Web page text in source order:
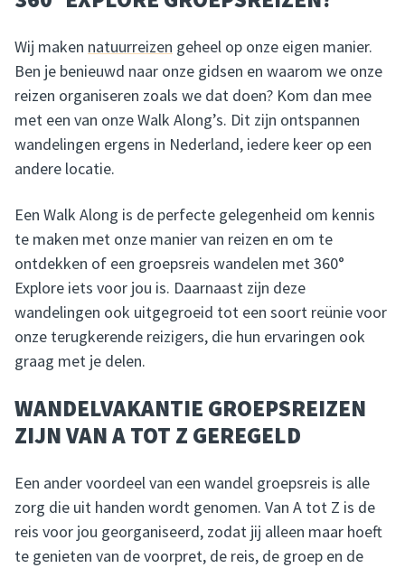
Wij maken natuurreizen geheel op onze eigen manier.
Ben je benieuwd naar onze gidsen en waarom we onze
reizen organiseren zoals we dat doen? Kom dan mee
met een van onze Walk Along’s. Dit zijn ontspannen
wandelingen ergens in Nederland, iedere keer op een
andere locatie.
Een Walk Along is de perfecte gelegenheid om kennis
te maken met onze manier van reizen en om te
ontdekken of een groepsreis wandelen met 360°
Explore iets voor jou is. Daarnaast zijn deze
wandelingen ook uitgegroeid tot een soort reünie voor
onze terugkerende reizigers, die hun ervaringen ook
graag met je delen.
WANDELVAKANTIE GROEPSREIZEN
ZIJN VAN A TOT Z GEREGELD
Een ander voordeel van een wandel groepsreis is alle
zorg die uit handen wordt genomen. Van A tot Z is de
reis voor jou georganiseerd, zodat jij alleen maar hoeft
te genieten van de voorpret, de reis, de groep en de